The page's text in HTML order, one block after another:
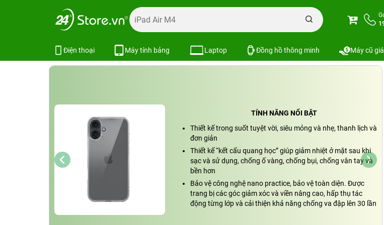
Điện thoại Máy tính bảng Laptop Đồng hồ thông minh Máy cũ
Trang chủ Ốp lưng Ốp lưng iPhone 16 Plus Mipow Case trong suốt
TÍNH NĂNG NỔI BẬT
Thiết kế trong suốt tuyệt vời, siêu mỏng và nhẹ, thanh lịch và
đơn giản
Thiết kế “kết cấu quang học” giúp giảm nhiệt ở mặt sau khi
sạc và sử dụng, chống ố vàng, chống bụi, chống vân tay và
bền hơn
Bảo vệ công nghệ nano practice, bảo vệ toàn diện. Được
trang bị các góc giảm xóc và viền nâng cao, hấp thụ tác
động từng lớp và cải thiện khả năng chống va đập lên 30 lần